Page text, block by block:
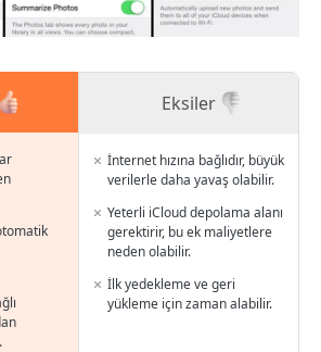
Eksiler
İnternet hızına bağlıdır, büyük
verilerle daha yavaş olabilir.
Yeterli iCloud depolama alanı
gerektirir, bu ek maliyetlere
neden olabilir.
İlk yedekleme ve geri
yükleme için zaman alabilir.